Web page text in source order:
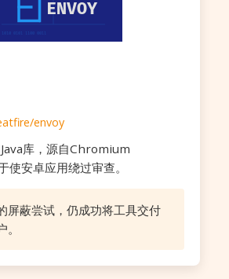
envoy
库，源自Chromium
安卓应用绕过审查。
屏蔽尝试，仍成功将工具交付